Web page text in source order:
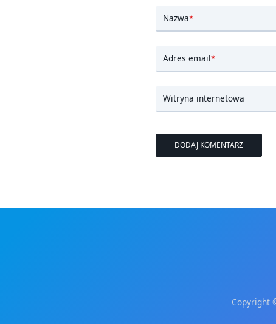
Nazwa*
Adres email*
Witryna internetowa
Copyright